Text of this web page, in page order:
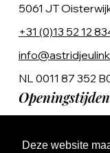
Deze website
5061 JT
+31 (0)13 52 12
NL 0011 87 352
Openingstijden